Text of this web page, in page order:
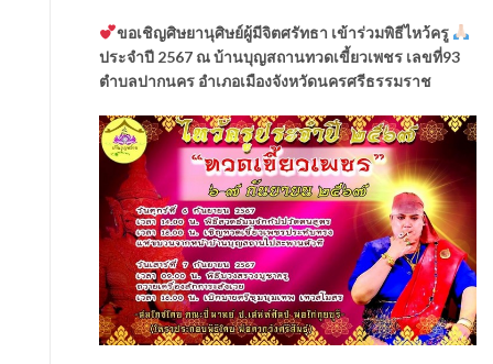
ขอเชิญศิษยานุศิษย์ผู้มีจิตศรัทธา เข้าร่วมพิธีไหว้ครู
ประจำปี 2567 ณ บ้านบุญสถานทวดเขี้ยวเพชร เลขที่93
ตำบลปากนคร อำเภอเมืองจังหวัดนครศรีธรรมราช